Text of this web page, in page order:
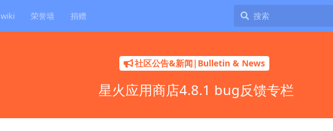
wiki 荣誉墙 捐赠
社区公告&新闻|Bulletin & News
星火应用商店4.8.1 bug反馈专栏